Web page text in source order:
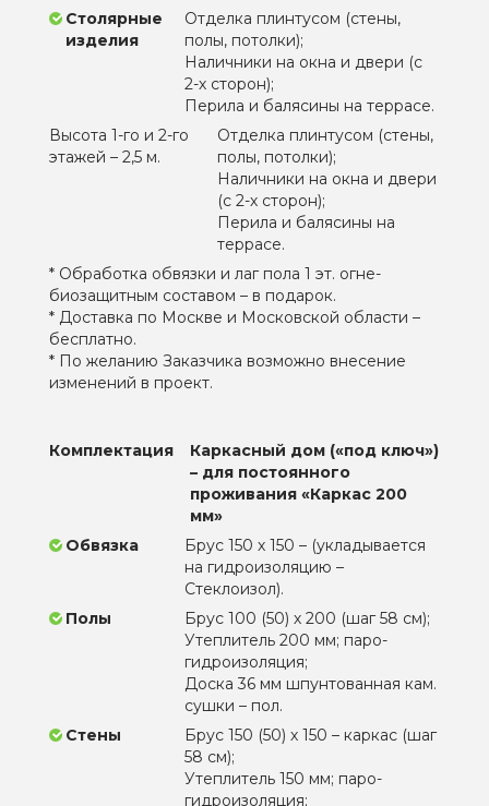
Столярные
изделия
Отделка плинтусом (стены,
полы, потолки);
Наличники на окна и двери (с
2-х сторон);
Перила и балясины на террасе.
Высота 1-го и 2-го
этажей – 2,5 м.
Отделка плинтусом (стены,
полы, потолки);
Наличники на окна и двери
(с 2-х сторон);
Перила и балясины на
террасе.
* Обработка обвязки и лаг пола 1 эт. огне-
биозащитным составом – в подарок.
* Доставка по Москве и Московской области –
бесплатно.
* По желанию Заказчика возможно внесение
изменений в проект.
Комплектация
Каркасный дом («под ключ»)
– для постоянного
проживания «Каркас 200
мм»
Обвязка
Брус 150 х 150 – (укладывается
на гидроизоляцию –
Стеклоизол).
Полы
Брус 100 (50) х 200 (шаг 58 см);
Утеплитель 200 мм; паро-
гидроизоляция;
Доска 36 мм шпунтованная кам.
сушки – пол.
Стены
Брус 150 (50) х 150 – каркас (шаг
58 см);
Утеплитель 150 мм; паро-
гидроизоляция;